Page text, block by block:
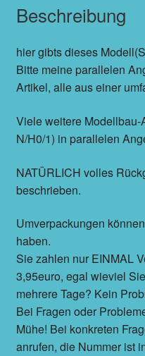
Beschreibung
hier gibts dieses
Bitte meine parallelen
Artikel, alle aus einer
Viele weitere
N/H0/1) in parallelen
NATÜRLICH volles
beschrieben.
Umverpackungen
haben.
Sie zahlen nur EINMAL
3,95euro, egal wieviel
mehrere Tage? Kein
Bei Fragen oder
Mühe! Bei konkreten
anrufen, die Nummer ist